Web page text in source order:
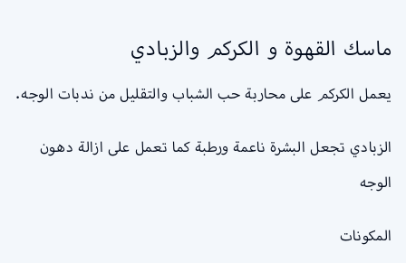
ماسك القهوة و الكركم والزبادي
يعمل الكركم على محاربة حب الشباب والتقليل من ندبات الوجه.
الزبادي تجعل البشرة ناعمة ورطبة كما تعمل على ازالة دهون
الوجه
المكونات